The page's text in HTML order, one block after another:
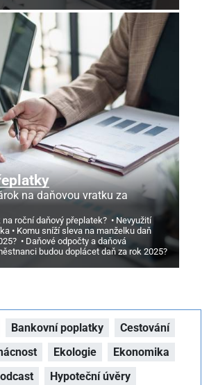
na daňovou vratku za
na roční daňový přeplatek?
Nevyužití
Komu sníží sleva na manželku daň
Daňové odpočty a daňová
budou doplácet daň za rok 2025?
Bankovní poplatky
Cestování
Ekologie
Ekonomika
Hypoteční úvěry